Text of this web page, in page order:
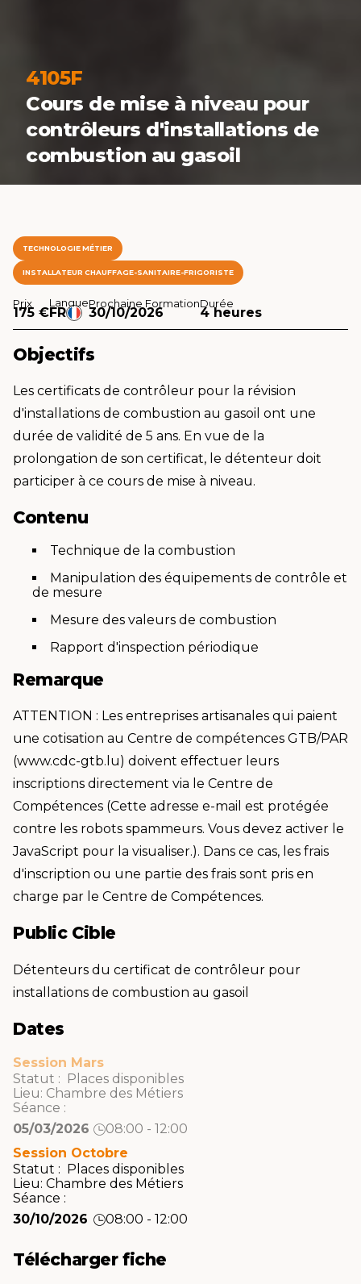
4105F
Cours de mise à niveau pour
contrôleurs d'installations de
combustion au gasoil
TECHNOLOGIE MÉTIER
INSTALLATEUR CHAUFFAGE-SANITAIRE-FRIGORISTE
Prix
175 €
Langue
FR
Prochaine Formation
30/10/2026
Durée
4 heures
Objectifs
Les certificats de contrôleur pour la révision
d'installations de combustion au gasoil ont une
durée de validité de 5 ans. En vue de la
prolongation de son certificat, le détenteur doit
participer à ce cours de mise à niveau.
Contenu
Technique de la combustion
Manipulation des équipements de contrôle et
de mesure
Mesure des valeurs de combustion
Rapport d'inspection périodique
Remarque
ATTENTION : Les entreprises artisanales qui paient
une cotisation au Centre de compétences GTB/PAR
(www.cdc-gtb.lu) doivent effectuer leurs
inscriptions directement via le Centre de
Compétences (Cette adresse e-mail est protégée
contre les robots spammeurs. Vous devez activer le
JavaScript pour la visualiser.). Dans ce cas, les frais
d'inscription ou une partie des frais sont pris en
charge par le Centre de Compétences.
Public Cible
Détenteurs du certificat de contrôleur pour
installations de combustion au gasoil
Dates
Session Mars
Statut : Places disponibles
Lieu: Chambre des Métiers
Séance :
05/03/2026
08:00 - 12:00
Session Octobre
Statut : Places disponibles
Lieu: Chambre des Métiers
Séance :
30/10/2026
08:00 - 12:00
Télécharger fiche